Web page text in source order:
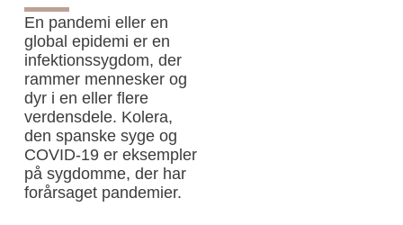
En pandemi eller en
global epidemi er en
infektionssygdom, der
rammer mennesker og
dyr i en eller flere
verdensdele. Kolera,
den spanske syge og
COVID-19 er eksempler
på sygdomme, der har
forårsaget pandemier.